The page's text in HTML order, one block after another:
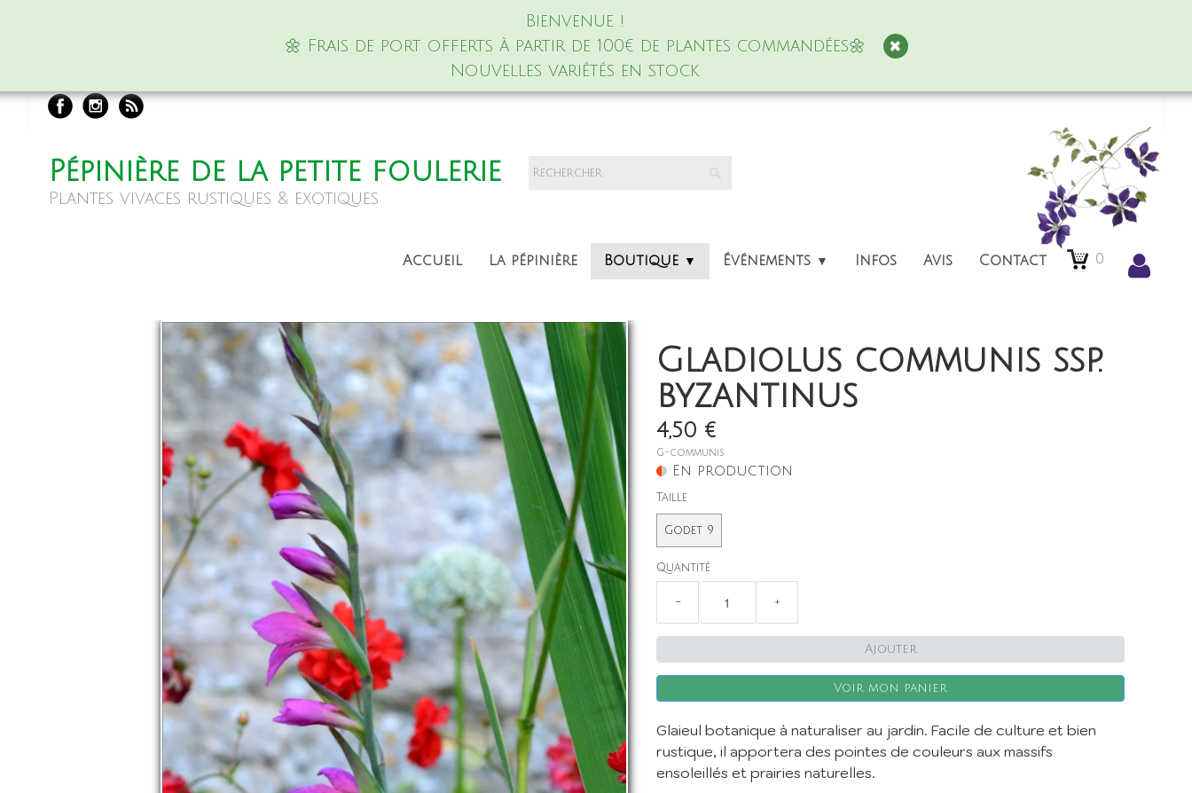
Bienvenue !
🌼 Frais de port offerts à partir de 100€ de plantes commandées🌼
Nouvelles variétés en stock
Pépinière de la petite foulerie
Plantes vivaces rustiques & exotiques
Accueil La pépinière Boutique ▼ Événements ▼ Infos Avis Contact 0
Gladiolus communis ssp.
byzantinus
4,50 €
G-communis
En production
Taille
Godet 9
Quantité
− +
Ajouter
Voir mon panier
Glaieul botanique à naturaliser au jardin. Facile de culture et bien
rustique, il apportera des pointes de couleurs aux massifs
ensoleillés et prairies naturelles.